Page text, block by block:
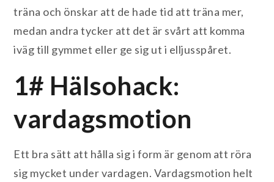
träna och önskar att de hade tid att träna mer,
medan andra tycker att det är svårt att komma
iväg till gymmet eller ge sig ut i elljusspåret.
1# Hälsohack:
vardagsmotion
Ett bra sätt att hålla sig i form är genom att röra
sig mycket under vardagen. Vardagsmotion helt